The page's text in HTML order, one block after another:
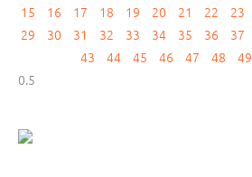
15
16 17 18 19 20 21 22 23
29
30 31 32 33 34 35 36 37
43
44 45 46 47 48 49